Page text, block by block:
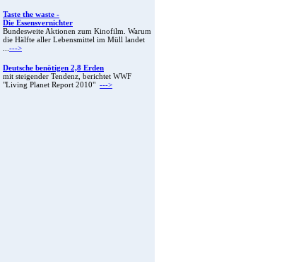
Taste the waste -
Die Essensvernichter
Bundesweite Aktionen zum Kinofilm. Warum
die Hälfte aller Lebensmittel im Müll landet
...--->
Deutsche benötigen 2,8 Erden
mit steigender Tendenz, berichtet WWF
"Living Planet Report 2010" --->